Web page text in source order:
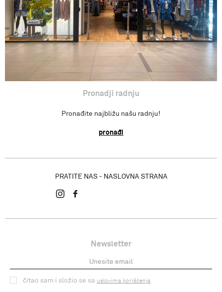
Pronadji radnju
Pronađite najbližu našu radnju!
pronađi
PRATITE NAS - NASLOVNA STRANA
Newsletter
čitao sam i složio se sa uslovima korišćenja